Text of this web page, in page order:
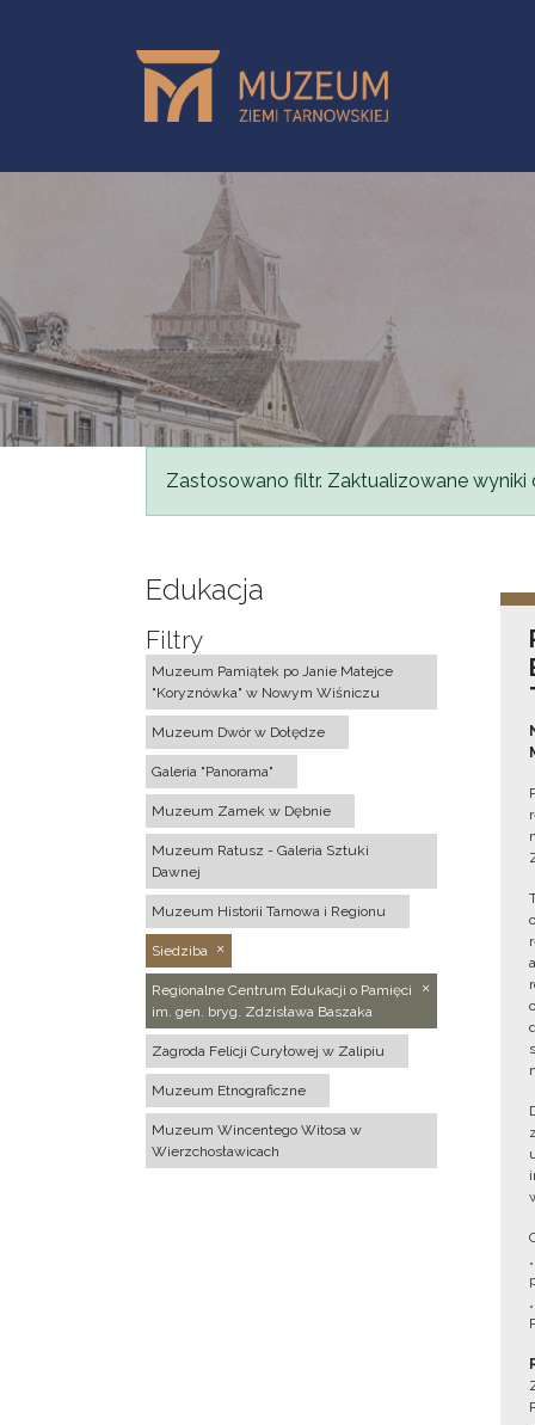
Komunikat
Zastosowano filtr. Zaktualizowane wyniki
Edukacja
Filtry
Muzeum Pamiątek po Janie Matejce
"Koryznówka" w Nowym Wiśniczu
Muzeum Dwór w Dołędze
Galeria "Panorama"
Muzeum Zamek w Dębnie
Muzeum Ratusz - Galeria Sztuki
Dawnej
Muzeum Historii Tarnowa i Regionu
Siedziba
Regionalne Centrum Edukacji o Pamięci
im. gen. bryg. Zdzisława Baszaka
Zagroda Felicji Curyłowej w Zalipiu
Muzeum Etnograficzne
Muzeum Wincentego Witosa w
Wierzchosławicach